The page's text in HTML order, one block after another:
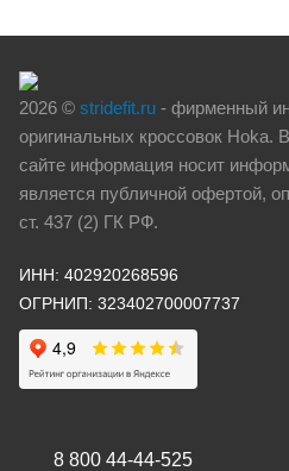
2026 © stridefit.ru - фирменный
оригинальных кроссовок Hoka.
сайте информация носит
является публичной офертой,
ст. 437 (2) ГК РФ.
ИНН: 402920268596
ОГРНИП: 323402700007737
8 800 44-44-525